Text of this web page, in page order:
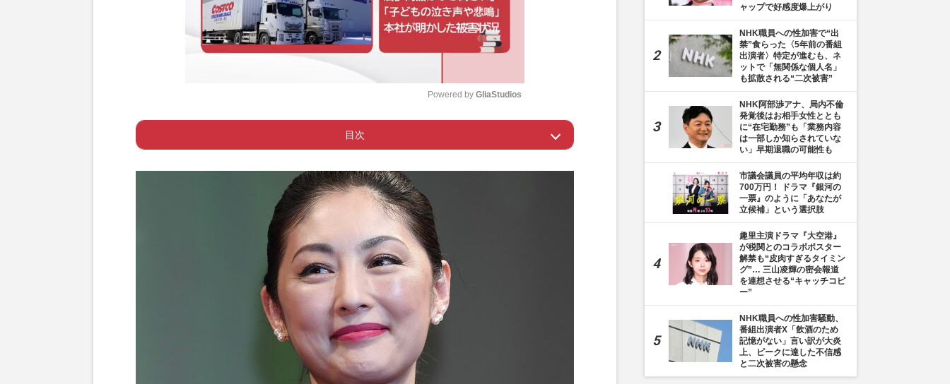
t
Powered by GliaStudios
目次
Page 1 ー 目を引いた常盤貴子のブラックスーツ
ー 多くの女性から支持を集める常盤貴子
ャップで好感度爆上がり
NHK職員への性加害で“出
禁”食らった〈5年前の番組
出演者〉特定が進むも、ネ
ットで「無関係な個人名」
も拡散される“二次被害”
NHK阿部渉アナ、局内不倫
発覚後はお相手女性ととも
に“在宅勤務”も「業務内容
は一部しか知らされていな
い」早期退職の可能性も
市議会議員の平均年収は約
700万円！ ドラマ『銀河の
一票』のように「あなたが
立候補」という選択肢
趣里主演ドラマ『大空港』
が税関とのコラボポスター
解禁も“皮肉すぎるタイミン
グ”… 三山凌輝の密会報道
を連想させる“キャッチコピ
ー”
NHK職員への性加害騒動、
番組出演者X「飲酒のため
記憶がない」言い訳が大炎
上、ピークに達した不信感
と二次被害の懸念